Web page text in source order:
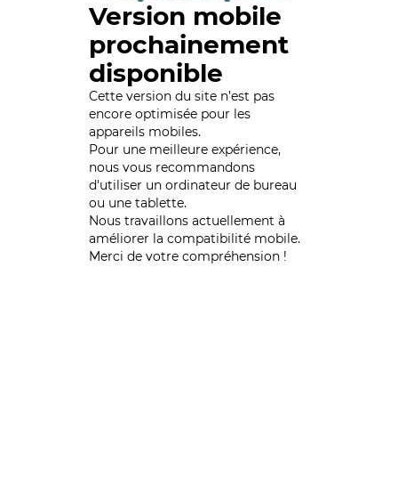
Version mobile
prochainement
disponible
Cette version du site n’est pas
encore optimisée pour les
appareils mobiles.
Pour une meilleure expérience,
nous vous recommandons
d'utiliser un ordinateur de bureau
ou une tablette.
Nous travaillons actuellement à
améliorer la compatibilité mobile.
Merci de votre compréhension !